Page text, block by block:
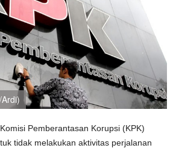
Komisi Pemberantasan Korupsi (KPK)
tidak melakukan aktivitas perjalanan